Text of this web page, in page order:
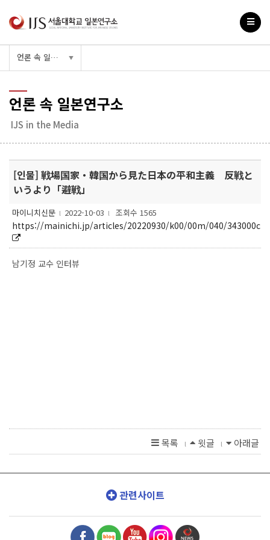
언론 속 일본연구소 ▼
언론 속 일본연구소
IJS in the Media
[인물] 戦場国家・韓国から見た日本の平和主義 反戦と
いうより「避戦」
마이니치신문 l 2022-10-03 l 조회수 1565
https://mainichi.jp/articles/20220930/k00/00m/040/343000c
남기정 교수 인터뷰
목록 l 윗글 l 아래글
관련사이트